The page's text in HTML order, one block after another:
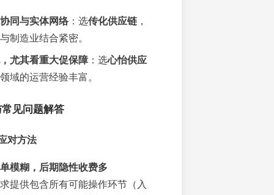
同与实体网络：选传化供应链，
制造业结合紧密。
尤其看重大促保障：选心怡供应
域的运营经验丰富。
见问题解答
对方法
模糊，后期隐性收费多
提供包含所有可能操作环节（入